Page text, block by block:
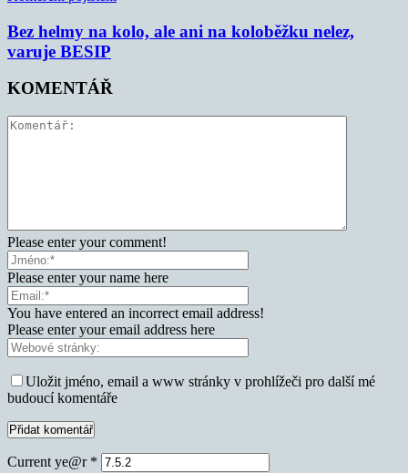
Bez helmy na kolo, ale ani na koloběžku nelez,
varuje BESIP
KOMENTÁŘ
Please enter your comment!
Please enter your name here
You have entered an incorrect email address!
Please enter your email address here
Uložit jméno, email a www stránky v prohlížeči pro další mé
budoucí komentáře
Current ye@r *